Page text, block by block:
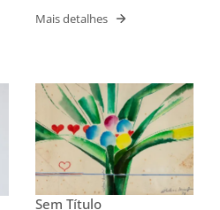
Mais detalhes
Sem Título